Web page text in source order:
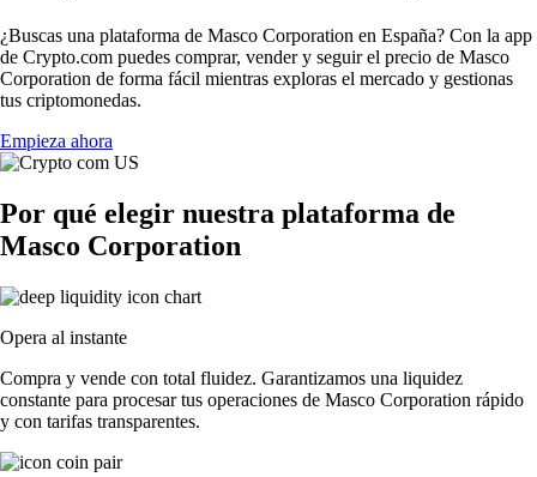
¿Buscas una plataforma de Masco Corporation en España? Con la app
de Crypto.com puedes comprar, vender y seguir el precio de Masco
Corporation de forma fácil mientras exploras el mercado y gestionas
tus criptomonedas.
Empieza ahora
Por qué elegir nuestra plataforma de
Masco Corporation
Opera al instante
Compra y vende con total fluidez. Garantizamos una liquidez
constante para procesar tus operaciones de Masco Corporation rápido
y con tarifas transparentes.